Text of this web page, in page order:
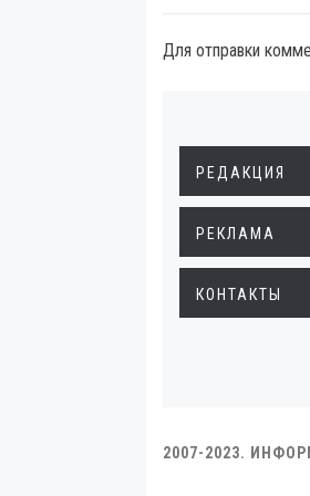
Для отправки
РЕДАКЦИЯ
РЕКЛАМА
КОНТАКТЫ
2007-2023.